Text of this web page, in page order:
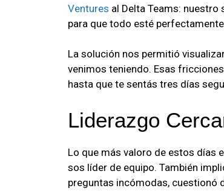
Ventures al Delta Teams:
para que todo esté
La solución nos permitió
venimos teniendo. Esas
hasta que te sentás tres días
Liderazgo
Lo que más valoro de estos días
sos líder de equipo. También
preguntas incómodas, cuestionó